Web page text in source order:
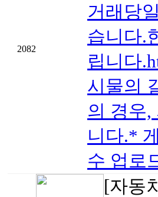
2082
거래당
습니다.
립니다
시물의
의 경우,
니다.*
수 업로
[자동